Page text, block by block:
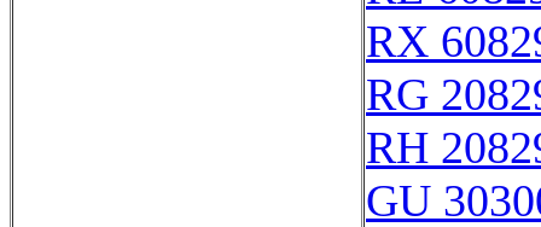
RX
RG
RH
GU